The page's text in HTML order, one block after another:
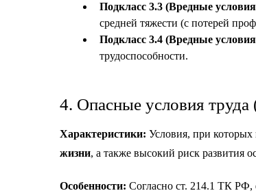
Подкласс 3.3 (Вредные
средней тяжести (с потерей
Подкласс 3.4 (Вредные
трудоспособности.
4. Опасные условия труда
Характеристики: Условия, при которых
жизни, а также высокий риск развития
Особенности: Согласно ст. 214.1 ТК РФ,